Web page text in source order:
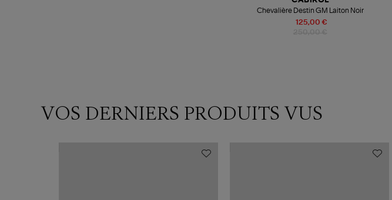
125,00 €
Chevalière Destin GM Laiton Noir
VOS DERNIERS PRODUITS VUS